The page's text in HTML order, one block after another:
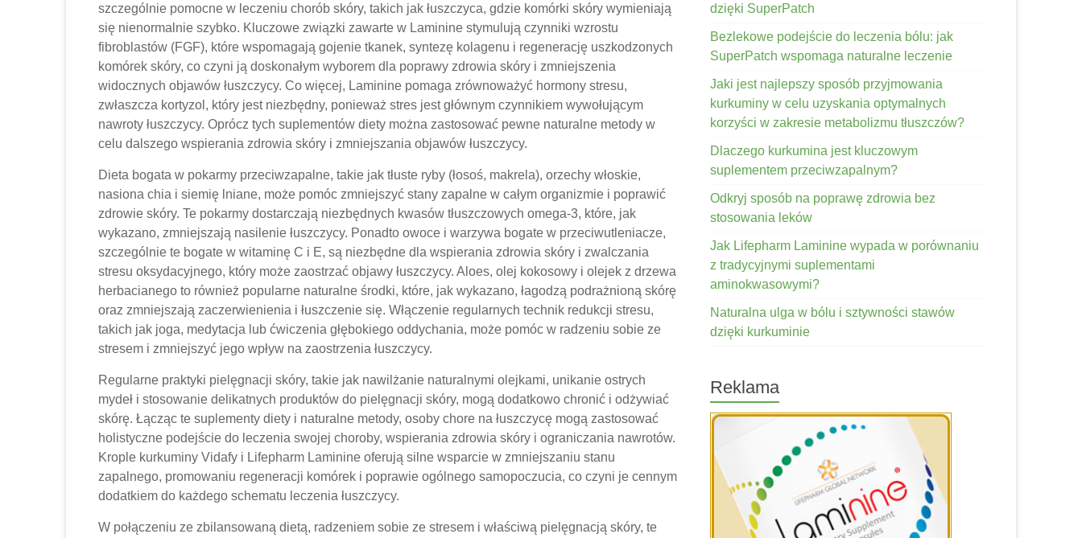
szczególnie pomocne w leczeniu chorób skóry, takich jak łuszczyca, gdzie komórki skóry wymieniają
się nienormalnie szybko. Kluczowe związki zawarte w Laminine stymulują czynniki wzrostu
fibroblastów (FGF), które wspomagają gojenie tkanek, syntezę kolagenu i regenerację uszkodzonych
komórek skóry, co czyni ją doskonałym wyborem dla poprawy zdrowia skóry i zmniejszenia
widocznych objawów łuszczycy. Co więcej, Laminine pomaga zrównoważyć hormony stresu,
zwłaszcza kortyzol, który jest niezbędny, ponieważ stres jest głównym czynnikiem wywołującym
nawroty łuszczycy. Oprócz tych suplementów diety można zastosować pewne naturalne metody w
celu dalszego wspierania zdrowia skóry i zmniejszania objawów łuszczycy.
Dieta bogata w pokarmy przeciwzapalne, takie jak tłuste ryby (łosoś, makrela), orzechy włoskie,
nasiona chia i siemię lniane, może pomóc zmniejszyć stany zapalne w całym organizmie i poprawić
zdrowie skóry. Te pokarmy dostarczają niezbędnych kwasów tłuszczowych omega-3, które, jak
wykazano, zmniejszają nasilenie łuszczycy. Ponadto owoce i warzywa bogate w przeciwutleniacze,
szczególnie te bogate w witaminę C i E, są niezbędne dla wspierania zdrowia skóry i zwalczania
stresu oksydacyjnego, który może zaostrzać objawy łuszczycy. Aloes, olej kokosowy i olejek z drzewa
herbacianego to również popularne naturalne środki, które, jak wykazano, łagodzą podrażnioną skórę
oraz zmniejszają zaczerwienienia i łuszczenie się. Włączenie regularnych technik redukcji stresu,
takich jak joga, medytacja lub ćwiczenia głębokiego oddychania, może pomóc w radzeniu sobie ze
stresem i zmniejszyć jego wpływ na zaostrzenia łuszczycy.
Regularne praktyki pielęgnacji skóry, takie jak nawilżanie naturalnymi olejkami, unikanie ostrych
mydeł i stosowanie delikatnych produktów do pielęgnacji skóry, mogą dodatkowo chronić i odżywiać
skórę. Łącząc te suplementy diety i naturalne metody, osoby chore na łuszczycę mogą zastosować
holistyczne podejście do leczenia swojej choroby, wspierania zdrowia skóry i ograniczania nawrotów.
Krople kurkuminy Vidafy i Lifepharm Laminine oferują silne wsparcie w zmniejszaniu stanu
zapalnego, promowaniu regeneracji komórek i poprawie ogólnego samopoczucia, co czyni je cennym
dodatkiem do każdego schematu leczenia łuszczycy.
W połączeniu ze zbilansowaną dietą, radzeniem sobie ze stresem i właściwą pielęgnacją skóry, te
dzięki SuperPatch
Bezlekowe podejście do leczenia bólu: jak
SuperPatch wspomaga naturalne leczenie
Jaki jest najlepszy sposób przyjmowania
kurkuminy w celu uzyskania optymalnych
korzyści w zakresie metabolizmu tłuszczów?
Dlaczego kurkumina jest kluczowym
suplementem przeciwzapalnym?
Odkryj sposób na poprawę zdrowia bez
stosowania leków
Jak Lifepharm Laminine wypada w porównaniu
z tradycyjnymi suplementami
aminokwasowymi?
Naturalna ulga w bólu i sztywności stawów
dzięki kurkuminie
Reklama